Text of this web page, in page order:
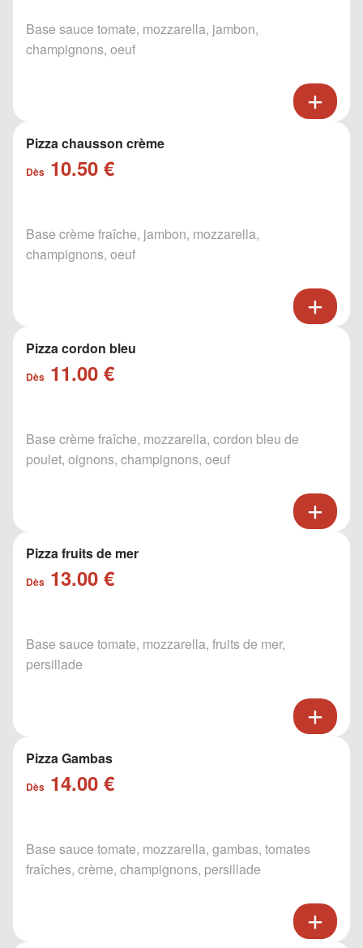
Base sauce tomate, mozzarella, jambon,
champignons, oeuf
Pizza chausson crème
Dès 10.50 €
Base crème fraîche, jambon, mozzarella,
champignons, oeuf
Pizza cordon bleu
Dès 11.00 €
Base crème fraîche, mozzarella, cordon bleu de
poulet, oignons, champignons, oeuf
Pizza fruits de mer
Dès 13.00 €
Base sauce tomate, mozzarella, fruits de mer,
persillade
Pizza Gambas
Dès 14.00 €
Base sauce tomate, mozzarella, gambas, tomates
fraîches, crème, champignons, persillade